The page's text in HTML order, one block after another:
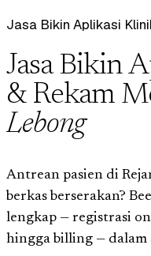
Jasa Bikin Aplikasi
Jasa Bikin
& Rekam
Lebong
Antrean pasien di
berkas berserakan?
lengkap — registrasi
hingga billing — dalam